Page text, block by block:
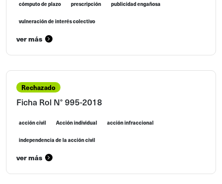
cómputo de plazo prescripción publicidad engañosa
vulneración de interés colectivo
ver más
Rechazado
Ficha Rol N° 995-2018
acción civil Acción individual acción infraccional
independencia de la acción civil
ver más